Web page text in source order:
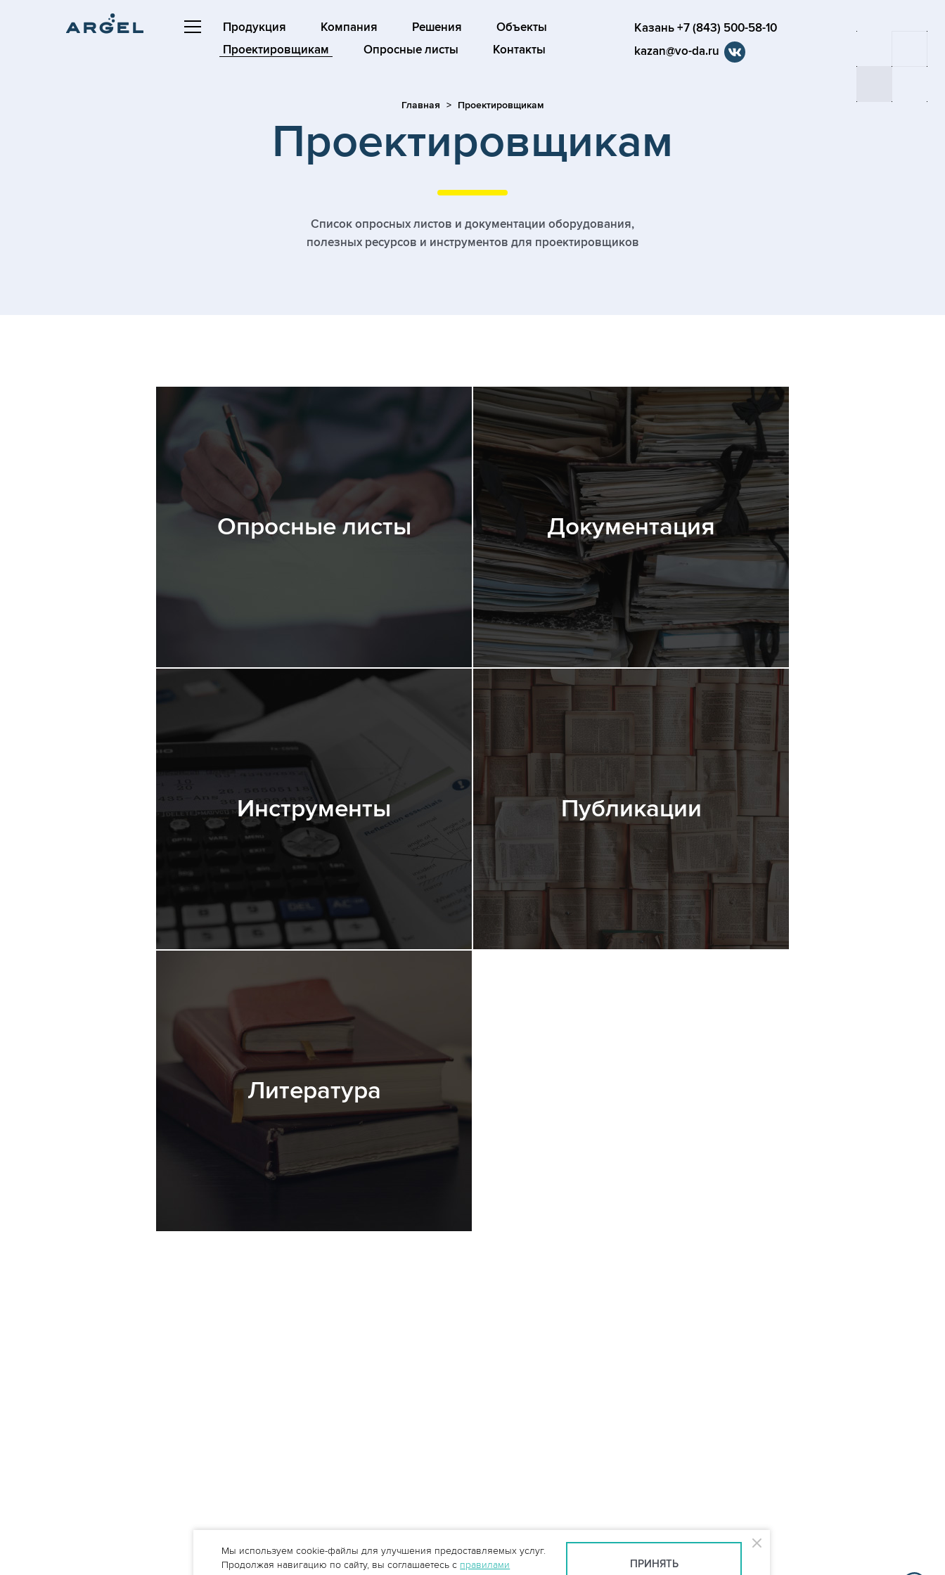
Продукция Компания Решения
Объекты
Проектировщикам
Опросные листы Контакты
Казань +7 (843) 500-58-10
kazan@vo-da.ru
Главная Проектировщикам
Проектировщикам
Список опросных листов и документации оборудования,
полезных ресурсов и инструментов для проектировщиков
Опросные листы Документация
Инструменты Публикации
Литература
Мы используем cookie-файлы для улучшения предоставляемых услуг.
Продолжая навигацию по сайту, вы соглашаетесь с правилами
ПРИНЯТЬ